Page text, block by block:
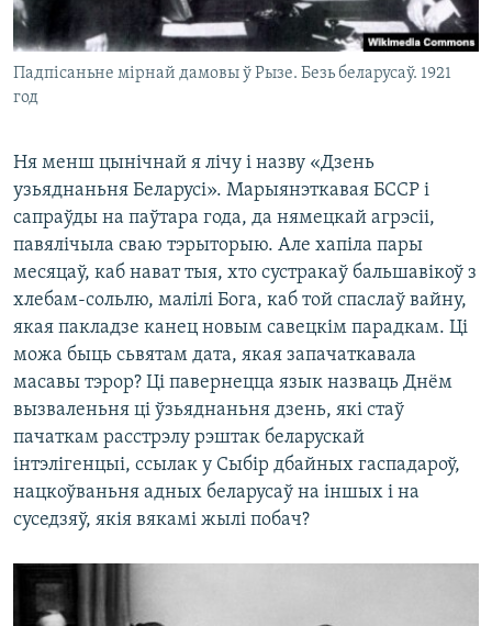
Падпісаньне мірнай дамовы ў Рызе. Безь беларусаў. 1921
год
Ня менш цынічнай я лічу і назву «Дзень
узьяднаньня Беларусі». Марыянэткавая БССР і
сапраўды на паўтара года, да нямецкай агрэсіі,
павялічыла сваю тэрыторыю. Але хапіла пары
месяцаў, каб нават тыя, хто сустракаў бальшавікоў з
хлебам-сольлю, малілі Бога, каб той спаслаў вайну,
якая пакладзе канец новым савецкім парадкам. Ці
можа быць сьвятам дата, якая запачаткавала
масавы тэрор? Ці павернецца язык назваць Днём
вызваленьня ці ўзьяднаньня дзень, які стаў
пачаткам расстрэлу рэштак беларускай
інтэлігенцыі, ссылак у Сыбір дбайных гаспадароў,
нацкоўваньня адных беларусаў на іншых і на
суседзяў, якія вякамі жылі побач?